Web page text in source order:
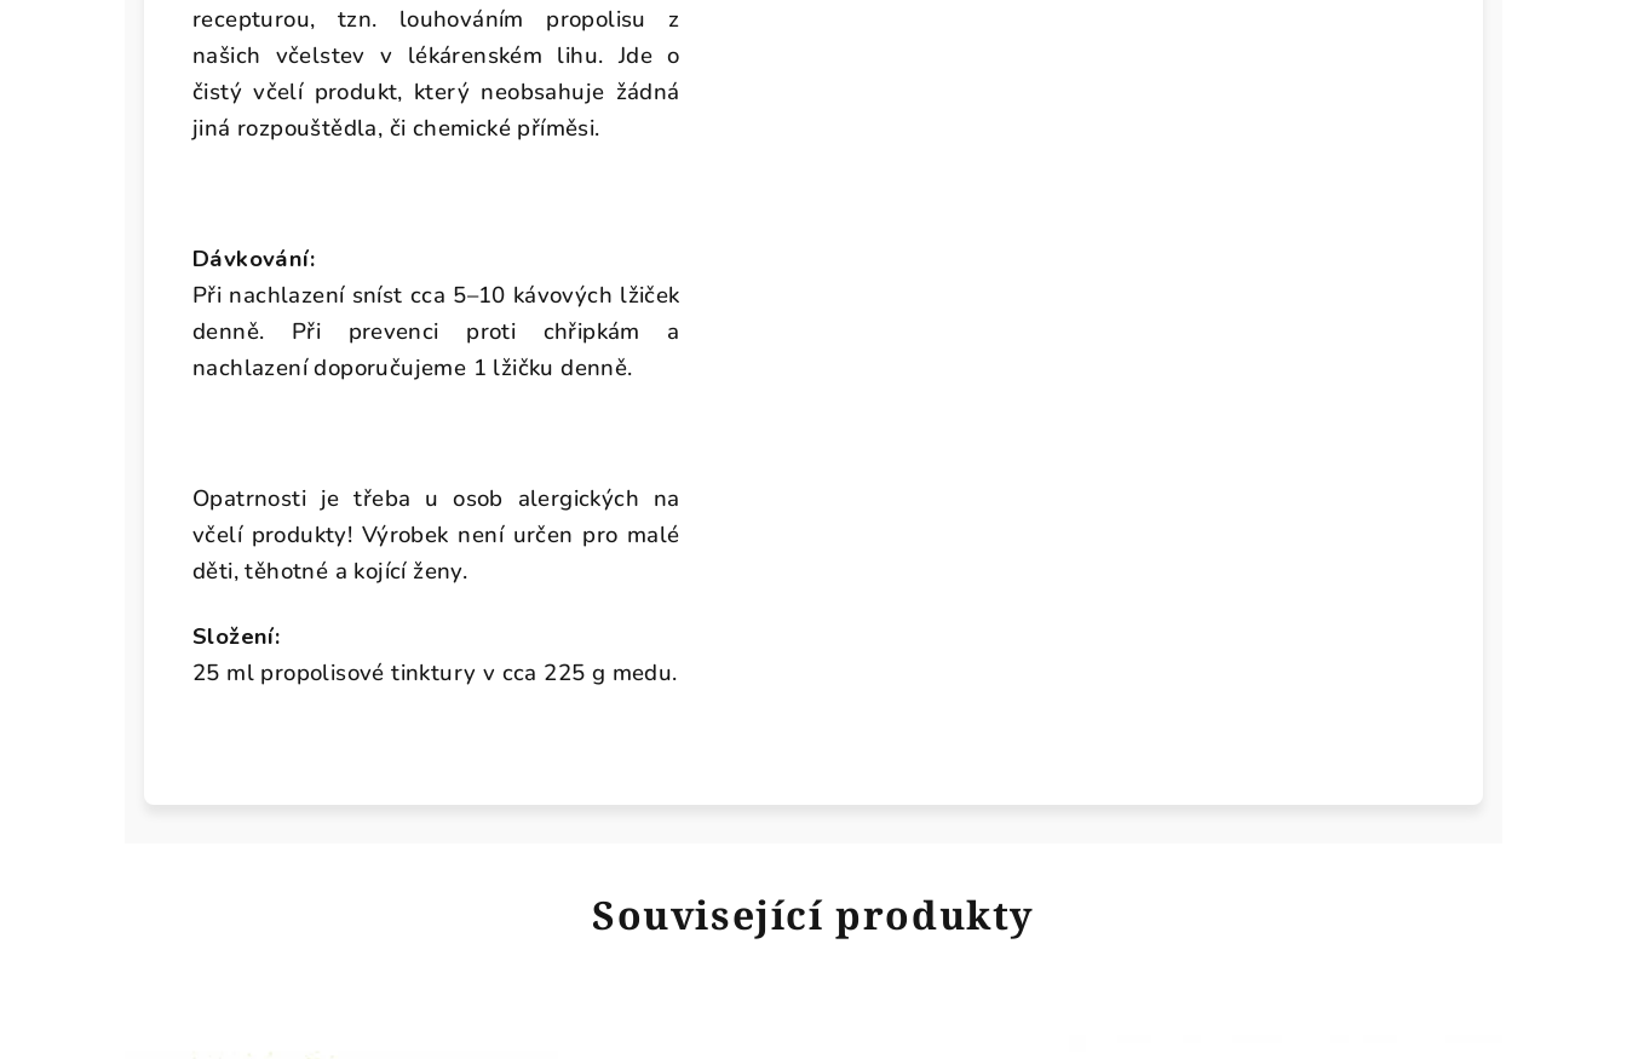
recepturou, tzn. louhováním propolisu z
našich včelstev v lékárenském lihu. Jde o
čistý včelí produkt, který neobsahuje žádná
jiná rozpouštědla, či chemické příměsi.
Dávkování:
Při nachlazení sníst cca 5–10 kávových lžiček
denně. Při prevenci proti chřipkám a
nachlazení doporučujeme 1 lžičku denně.
Opatrnosti je třeba u osob alergických na
včelí produkty! Výrobek není určen pro malé
děti, těhotné a kojící ženy.
Složení:
25 ml propolisové tinktury v cca 225 g medu.
Související produkty